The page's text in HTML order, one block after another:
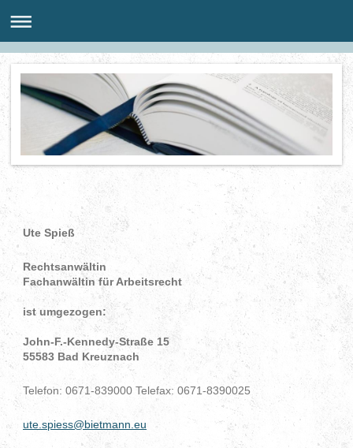
Ute Spieß
Rechtsanwältin
Fachanwältin für Arbeitsrecht
ist umgezogen:
John-F.-Kennedy-Straße 15
55583 Bad Kreuznach
Telefon: 0671-839000 Telefax: 0671-8390025
ute.spiess@bietmann.eu